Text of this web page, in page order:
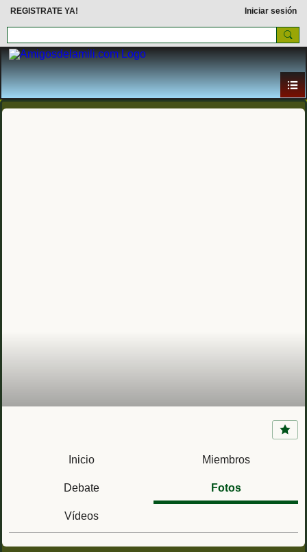
REGISTRATE YA! Iniciar sesión
Inicio Miembros
Debate Fotos
Vídeos